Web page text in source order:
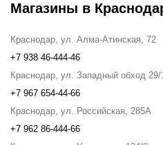
Магазины в
Краснодар, ул. Алма-Атинская, 72
+7 938 46-444-46
Краснодар, ул. Западный обход 29/
+7 967 654-44-66
Краснодар, ул. Российская, 285А
+7 962 86-444-66